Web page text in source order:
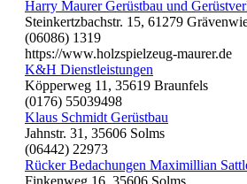
Harry Maurer Gerüstbau und
Steinkertzbachstr. 15, 61279
(06086) 1319
https://www.holzspielzeug-maurer.de
K&H Dienstleistungen
Köpperweg 11, 35619 Braunfels
(0176) 55039498
Klaus Schmidt Gerüstbau
Jahnstr. 31, 35606 Solms
(06442) 22973
Rücker Bedachungen Maximillian
Finkenweg 16, 35606 Solms